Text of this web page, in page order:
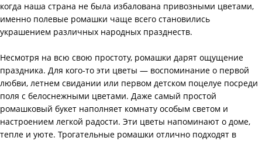
когда наша страна не была избалована привозными цветами,
именно полевые ромашки чаще всего становились
украшением различных народных празднеств.
Несмотря на всю свою простоту, ромашки дарят ощущение
праздника. Для кого-то эти цветы — воспоминание о первой
любви, летнем свидании или первом детском поцелуе посреди
поля с белоснежными цветами. Даже самый простой
ромашковый букет наполняет комнату особым светом и
настроением легкой радости. Эти цветы напоминают о доме,
тепле и уюте. Трогательные ромашки отлично подходят в